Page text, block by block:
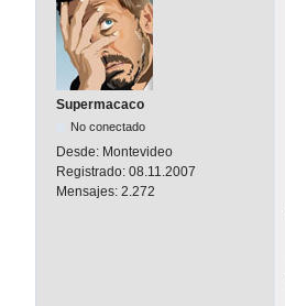
Supermacaco
No conectado
Desde: Montevideo
Registrado: 08.11.2007
Mensajes: 2.272